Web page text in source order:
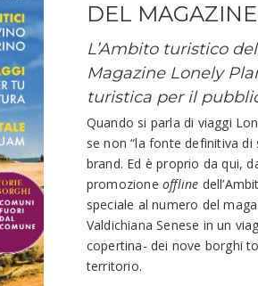
DEL
L’Ambito turistico
Magazine Lonely
turistica per il
Quando si parla di viaggi
se non “la fonte definitiva di
brand. Ed è proprio da qui,
promozioneoffline
speciale al numero del
Valdichiana Senese in un
copertina- dei nove borghi
territorio.